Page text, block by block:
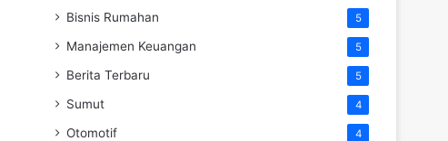
Bisnis Rumahan 5
Manajemen Keuangan 5
Berita Terbaru 5
Sumut 4
Otomotif 4